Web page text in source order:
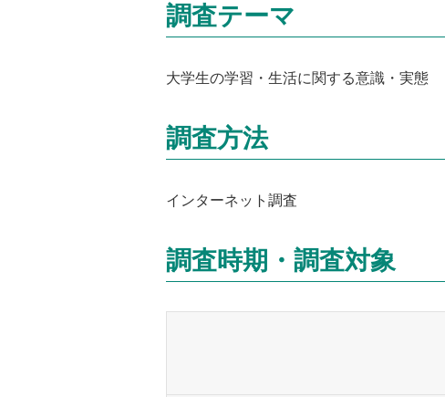
調査テーマ
大学生の学習・生活に関する意識・実態
調査方法
インターネット調査
調査時期・調査対象